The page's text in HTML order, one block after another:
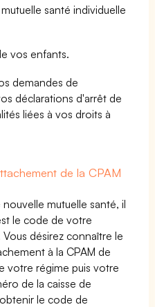
santé individuelle
vos enfants.
demandes de
déclarations d'arrêt de
liées à vos droits à
de la CPAM
mutuelle santé, il
le code de votre
désirez connaître le
à la CPAM de
votre régime puis votre
de la caisse de
le code de